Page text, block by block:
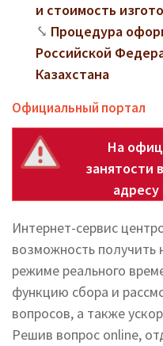
и стоимость
Процедура
Российской
Казахстана
Официальный портал
На
занятости
адресу
Интернет-сервис
возможность получить
режиме реального
функцию сбора и
вопросов, а также
Решив вопрос online,